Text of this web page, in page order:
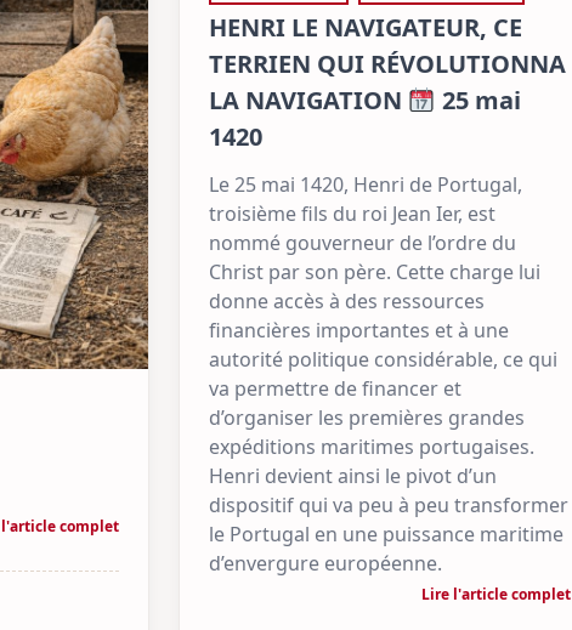
complet
HENRI LE NAVIGATEUR, CE
TERRIEN QUI RÉVOLUTIONNA
LA NAVIGATION
25 mai
1420
Le 25 mai 1420, Henri de Portugal,
troisième fils du roi Jean Ier, est
nommé gouverneur de l’ordre du
Christ par son père. Cette charge lui
donne accès à des ressources
financières importantes et à une
autorité politique considérable, ce qui
va permettre de financer et
d’organiser les premières grandes
expéditions maritimes portugaises.
Henri devient ainsi le pivot d’un
dispositif qui va peu à peu transformer
le Portugal en une puissance maritime
d’envergure européenne.
Lire l'article complet